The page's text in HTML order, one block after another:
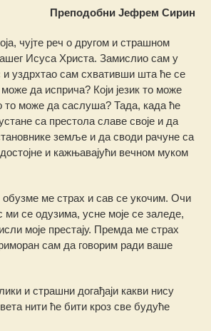
Преподобни Јефрем Сирин
чујте реч о другом и страшном
Исуса Христа. Замислио сам у
и уздрхтао сам схвативши шта ће се
да исприча? Који језик то може
то може да саслуша? Тада, када ће
са престола славе своје и да
земље и да своди рачуне са
и кажњавајући вечном муком
ме страх и сав се укочим. Очи
ми се одузима, усне моје се заледе,
моје престају. Премда ме страх
сам да говорим ради ваше
и страшни догађаји какви нису
нити ће бити кроз све будуће